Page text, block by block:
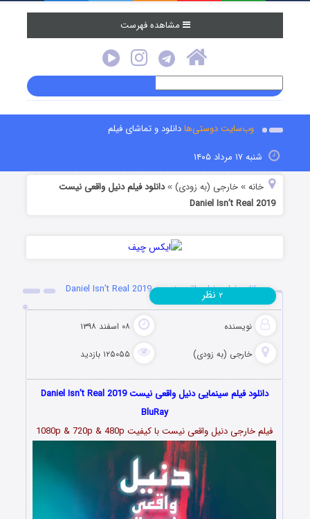
مشاهده فهرست
وب‌سایت دوستی‌هادانلود و تماشای فیلم
شنبه ۱۷ مرداد ۱۴۰۵
خانه »خارجی (به زودی) »دانلود فیلم دنیل واقعی نیست
Daniel Isn’t Real 2019
دانلود فیلم دنیل واقعی نیست Daniel Isn’t Real 2019
نویسنده ۰۸ اسفند ۱۳۹۸
خارجی (به زودی) ۱۲۵۰۵۵ بازدید
۲ نظر
دانلود فیلم سینمایی دنیل واقعی نیست Daniel Isn’t Real 2019
BluRay
فیلم خارجی دنیل واقعی نیست با کیفیت 1080p & 720p & 480p